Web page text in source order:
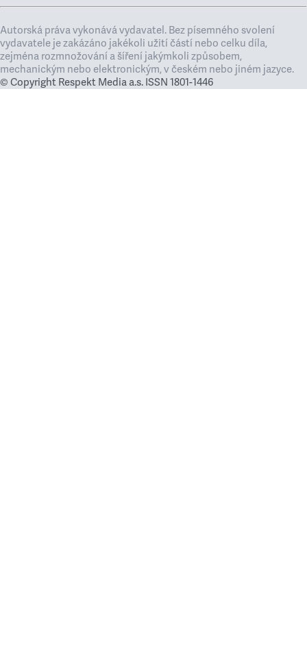
Autorská práva vykonává vydavatel. Bez písemného svolení
vydavatele je zakázáno jakékoli užití částí nebo celku díla,
zejména rozmnožování a šíření jakýmkoli způsobem,
mechanickým nebo elektronickým, v českém nebo jiném jazyce.
© Copyright Respekt Media a.s. ISSN 1801-1446